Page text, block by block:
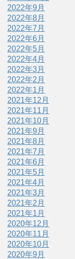
2022年9月
2022年8月
2022年7月
2022年6月
2022年5月
2022年4月
2022年3月
2022年2月
2022年1月
2021年12月
2021年11月
2021年10月
2021年9月
2021年8月
2021年7月
2021年6月
2021年5月
2021年4月
2021年3月
2021年2月
2021年1月
2020年12月
2020年11月
2020年10月
2020年9月